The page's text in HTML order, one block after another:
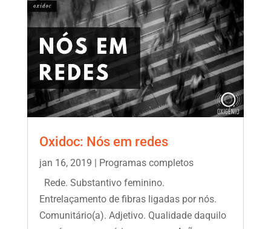
Oxidoc: Nós em redes
jan 16, 2019 | Programas completos
Rede. Substantivo feminino.
Entrelaçamento de fibras ligadas por nós.
Comunitário(a). Adjetivo. Qualidade daquilo